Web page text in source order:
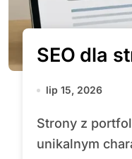
SEO dla
lip 15, 2026
Strony z portfolio wyróżniają się
unikalnym